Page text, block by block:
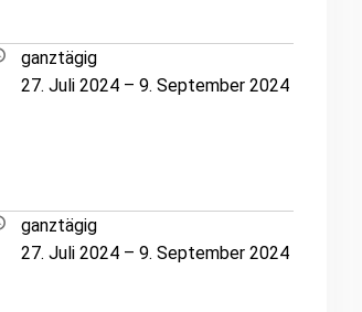
ganztägig
27. Juli 2024 – 9. September 2024
ganztägig
27. Juli 2024 – 9. September 2024